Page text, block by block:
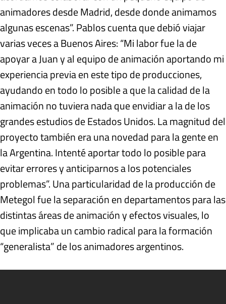
animadores desde Madrid, desde donde animamos
algunas escenas”. Pablos cuenta que debió viajar
varias veces a Buenos Aires: “Mi labor fue la de
apoyar a Juan y al equipo de animación aportando mi
experiencia previa en este tipo de producciones,
ayudando en todo lo posible a que la calidad de la
animación no tuviera nada que envidiar a la de los
grandes estudios de Estados Unidos. La magnitud del
proyecto también era una novedad para la gente en
la Argentina. Intenté aportar todo lo posible para
evitar errores y anticiparnos a los potenciales
problemas”. Una particularidad de la producción de
Metegol fue la separación en departamentos para las
distintas áreas de animación y efectos visuales, lo
que implicaba un cambio radical para la formación
“generalista” de los animadores argentinos.